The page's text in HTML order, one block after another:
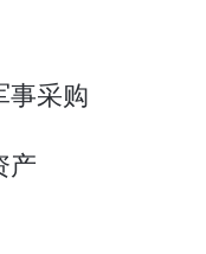
采购
产